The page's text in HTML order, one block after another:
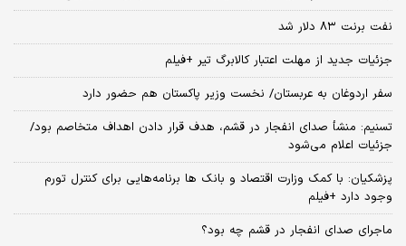
نفت برنت ۸۳ دلار شد
جزئیات جدید از مهلت اعتبار کالابرگ تیر +فیلم
سفر اردوغان به عربستان/ نخست وزیر پاکستان هم حضور دارد
تسنیم: منشأ صدای انفجار در قشم، هدف قرار دادن اهداف متخاصم بود/
جزئیات اعلام می‌شود
پزشکیان: با کمک وزارت اقتصاد و بانک ها برنامه‌هایی برای کنترل تورم
وجود دارد +فیلم
ماجرای صدای انفجار در قشم چه بود؟